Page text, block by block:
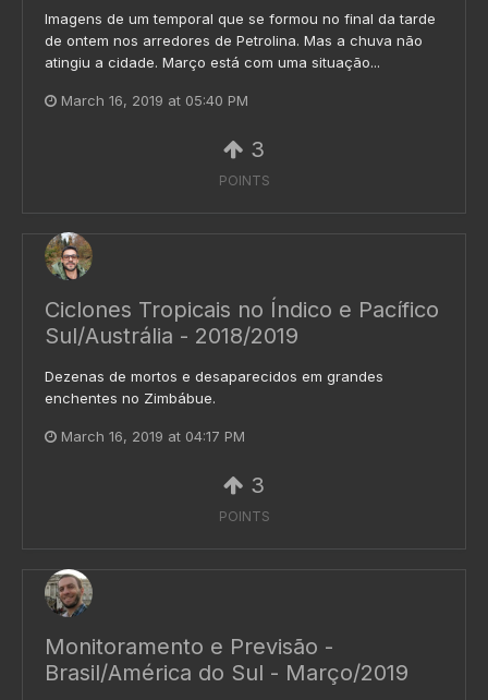
Imagens de um temporal que se formou no final da tarde
de ontem nos arredores de Petrolina. Mas a chuva não
atingiu a cidade. Março está com uma situação...
March 16, 2019 at 05:40 PM
3
POINTS
Ciclones Tropicais no Índico e Pacífico
Sul/Austrália - 2018/2019
Dezenas de mortos e desaparecidos em grandes
enchentes no Zimbábue.
March 16, 2019 at 04:17 PM
3
POINTS
Monitoramento e Previsão -
Brasil/América do Sul - Março/2019